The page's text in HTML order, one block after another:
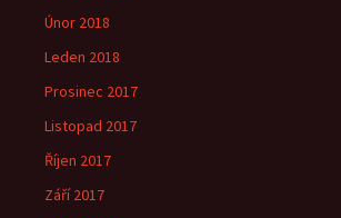
Únor 2018
Leden 2018
Prosinec 2017
Listopad 2017
Říjen 2017
Září 2017